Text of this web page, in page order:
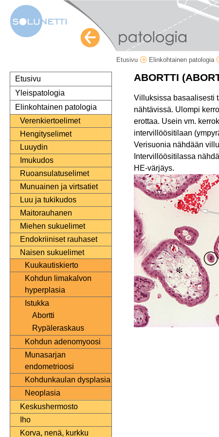
Etusivu Elinkohtainen patologia
Etusivu
Yleispatologia
Elinkohtainen patologia
Verenkiertoelimet
Hengityselimet
Luuydin
Imukudos
Ruoansulatuselimet
Munuainen ja virtsatiet
Luu ja tukikudos
Maitorauhanen
Miehen sukuelimet
Endokriiniset rauhaset
Naisen sukuelimet
Kuukautiskierto
Kohdun limakalvon
hyperplasia
Istukka
Abortti
Rypäleraskaus
Kohdun adenomyoosi
Munasarjan
endometrioosi
Kohdunkaulan dysplasia
Neoplasia
Keskushermosto
Iho
Korva, nenä, kurkku
ABORTTI
Villuksissa basaalisesti
nähtävissä. Ulompi
erottaa. Usein vm.
intervillöösitilaan
Verisuonia nähdään
Intervillöösitilassa
HE-värjäys.